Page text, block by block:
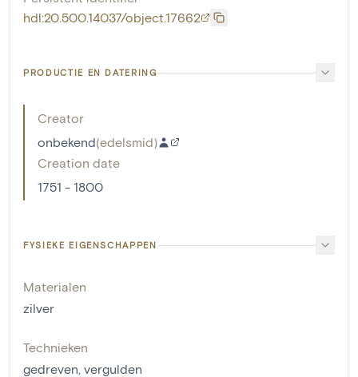
hdl:20.500.14037/object.17662
PRODUCTIE EN DATERING
Creator
onbekend(edelsmid)
Creation date
1751 - 1800
FYSIEKE EIGENSCHAPPEN
Materialen
zilver
Technieken
gedreven, vergulden